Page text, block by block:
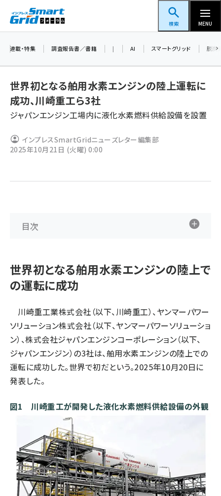
ン
スマートグリッドフォーラム
検索 MENU
蓄電池 (403)
ペロブスカイト (340)
ngn (280)
連載・特集 調査報告書／書籍 | AI スマートグリッド 脱炭
世界初となる舶用水素エンジンの陸上運転に
成功、川崎重工ら3社
ジャパンエンジン工場内に液化水素燃料供給設備を設置
インプレスSmartGridニューズレター編集部
2025年10月21日 (火曜) 0:00
目次
世界初となる舶用水素エンジンの陸上で
の運転に成功
川崎重工業株式会社（以下、川崎重工）、ヤンマーパワー
ソリューション株式会社（以下、ヤンマーパワーソリューショ
ン）、株式会社ジャパンエンジンコーポレーション（以下、
ジャパンエンジン）の3社は、舶用水素エンジンの陸上での
運転に成功した。世界で初だという。2025年10月20日に
発表した。
図1 川崎重工が開発した液化水素燃料供給設備の外観